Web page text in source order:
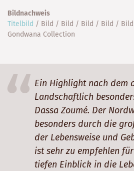
Bildnachweis
Titelbild / Bild / Bild / Bild / Bild /
Gondwana Collection
Ein Highlight nach dem
Landschaftlich
Dassa Zoumé. Der
besonders durch die
der Lebensweise und
ist sehr zu empfehlen
tiefen Einblick in die